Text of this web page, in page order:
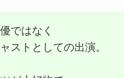
ではなく
ストとしての出演。